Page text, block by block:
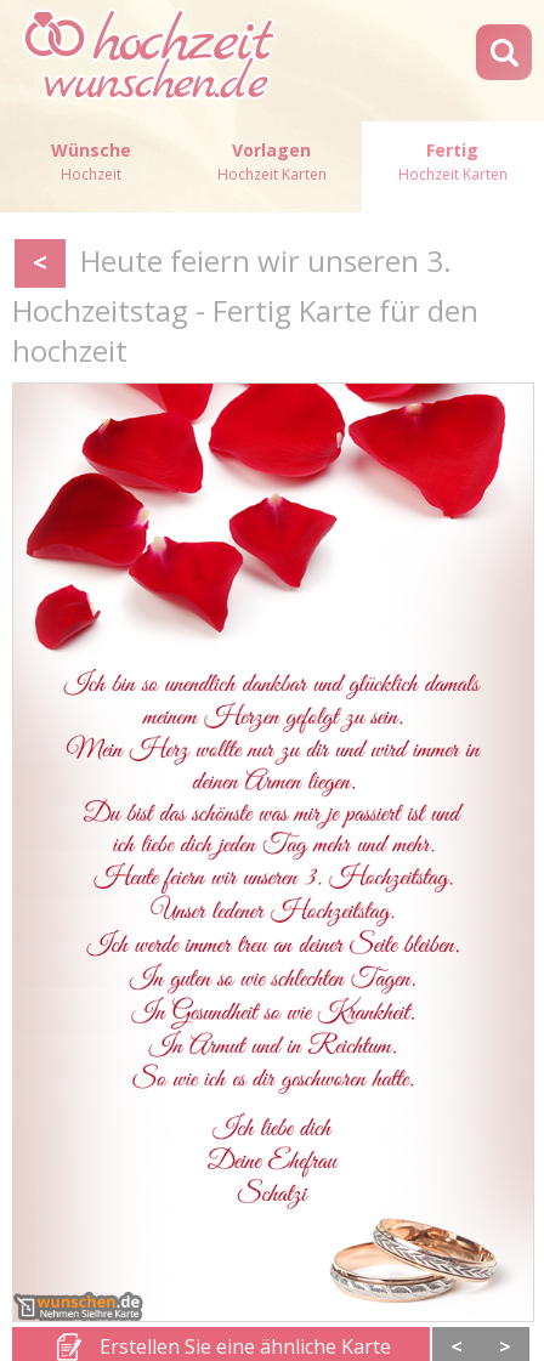
Wünsche
Hochzeit
Vorlagen
Hochzeit Karten
Fertig
Hochzeit Karten
<
Heute feiern wir unseren 3.
Hochzeitstag - Fertig Karte für den
hochzeit
Erstellen Sie eine ähnliche Karte < >